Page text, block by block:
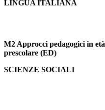
LINGUA ITALIANA
M2 Approcci pedagogici in età
prescolare (ED)
SCIENZE SOCIALI